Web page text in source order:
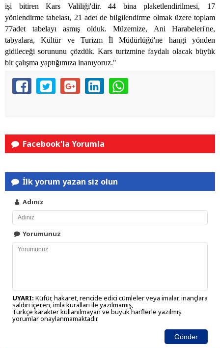
işi bitiren Kars Valiliği'dir. 44 bina plaketlendirilmesi, 17
yönlendirme tabelası, 21 adet de bilgilendirme olmak üzere toplam
77adet tabelayı asmış olduk. Müzemize, Ani Harabeleri'ne,
tabyalara, Kültür ve Turizm İl Müdürlüğü'ne hangi yönden
gidileceği sorununu çözdük. Kars turizmine faydalı olacak büyük
bir çalışma yaptığımıza inanıyoruz."
Facebook'la Yorumla
İlk yorum yazan siz olun
Adınız
Yorumunuz
UYARI: Küfür, hakaret, rencide edici cümleler veya imalar, inançlara
saldırı içeren, imla kuralları ile yazılmamış,
Türkçe karakter kullanılmayan ve büyük harflerle yazılmış
yorumlar onaylanmamaktadır.
Gönder